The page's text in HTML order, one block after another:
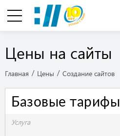
Цены на сайты
Главная Цены Создание сайтов
Базовые тарифы
Услуга